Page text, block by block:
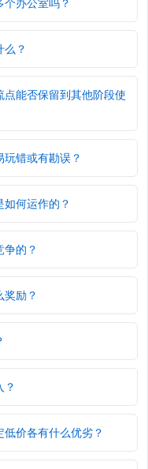
么？
点能否保留到其他阶段使
玩错或有勘误？
如何运作的？
争的？
奖励？
？
低价各有什么优劣？